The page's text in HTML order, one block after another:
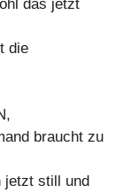
das jetzt
die
braucht zu
jetzt still und